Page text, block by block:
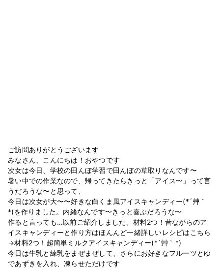
ご訪問ありがとうございます
みなさん、こんにちは！おやつです
次女は今日、学校の田んぼ学習で田んぼの草取りなんです〜
暑い中での作業なので、帰ってきたらきっと「アイス〜」って言
うだろうな〜と思って、
今日は次女が大〜〜好きな白くま風アイスキャンディー(*´艸｀
*)を作りました。内緒なんです〜きっと喜ぶだろうな〜
作ると言っても…以前ご紹介しました、材料2つ！昔ながらのア
イスキャンディーと作り方はほんんど一緒詳しいレシピはこちら
→材料2つ！超簡単ミルクアイスキャンディー(*´艸｀*)
今日は牛乳と練乳をまぜまぜして、さらにお好きなフルーツとゆ
であずきを入れ、凍らせただけです